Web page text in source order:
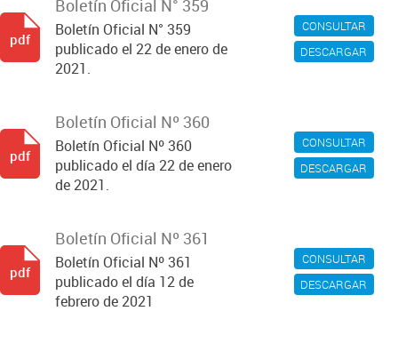
CONSULTAR
DESCARGAR
Boletín Oficial N° 359
Boletín Oficial N° 359
publicado el 22 de enero de
2021.
pdf
CONSULTAR
DESCARGAR
Boletín Oficial Nº 360
Boletín Oficial Nº 360
publicado el día 22 de enero
de 2021.
pdf
CONSULTAR
DESCARGAR
Boletín Oficial Nº 361
Boletín Oficial Nº 361
publicado el día 12 de
febrero de 2021
pdf